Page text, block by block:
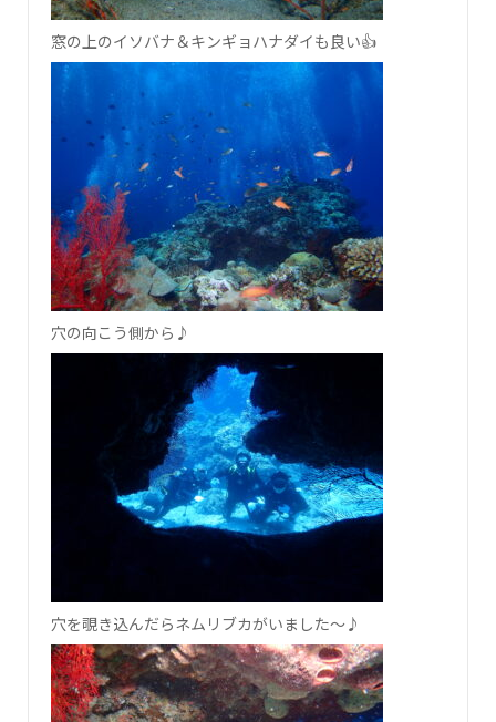
窓の上のイソバナ＆キンギョハナダイも良い👍
穴の向こう側から♪
穴を覗き込んだらネムリブカがいました～♪